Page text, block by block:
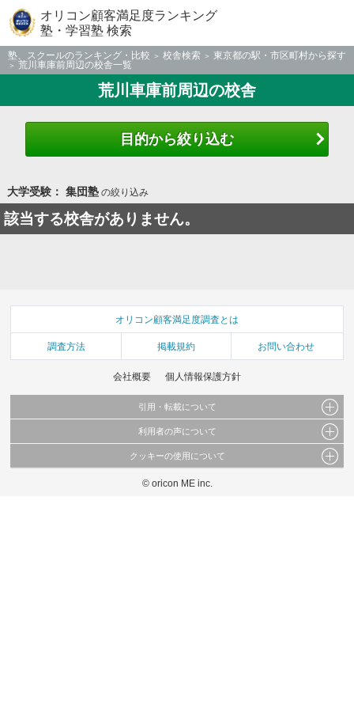
オリコン顧客満足度ランキング
塾・学習塾 検索
塾、スクールのランキング・比較 校舎検索
東京都の駅・市区町村から探す
荒川車庫前周辺の校舎一覧
荒川車庫前周辺の校舎
目的から絞り込む
大学受験： 集団塾の絞り込み
該当する校舎がありません。
オリコン顧客満足度調査とは
調査方法 掲載規約 お問い合わせ
会社概要 個人情報保護方針
引用・転載について
当サイトで公開されている情報（文字、写真、イラスト、画像データ等）及びこれらの配
これらの情報を権利者の許可なく無断転載・複製などの二次利用を行うことは固く禁じて
利用者の声について
当サイトに掲載している内容はすべてサービスの利用者が提出された見解・感想です。
弊社の見解・ 意見ではないことをご理解いただいた上でご覧ください。
クッキーの使用について
このサイトでは Cookie を使用して、ユーザーに合わせたコンテンツや広告の表示、ソー
© oricon ME inc.